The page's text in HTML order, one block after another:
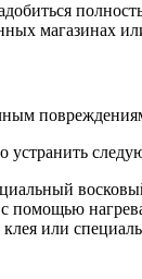
магазинах
устранить
помощью
или